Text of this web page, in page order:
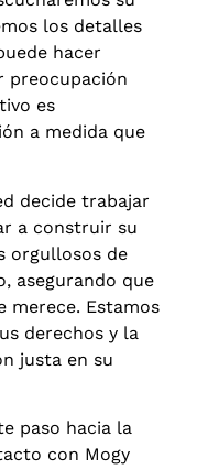
los detalles
hacer
preocupación
es
a medida que
decide trabajar
a construir su
orgullosos de
asegurando que
merece. Estamos
derechos y la
justa en su
paso hacia la
con Mogy